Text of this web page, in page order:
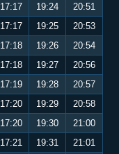
17:17 19:24
20:51
17:17 19:25
20:53
17:18 19:26
20:54
17:18 19:27
20:56
17:19 19:28
20:57
17:20 19:29
20:58
17:20 19:30
21:00
17:21 19:31
21:01